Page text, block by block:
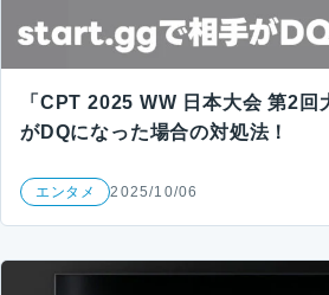
「CPT 2025 WW 日本大会 第2回
がDQになった場合の対処法！
エンタメ 2025/10/06